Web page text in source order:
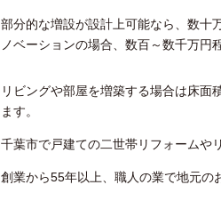
部分的な増設が設計上可能なら、数十
ノベーションの場合、数百～数千万円
リビングや部屋を増築する場合は床
ます。
千葉市で戸建ての二世帯リフォームや
創業から55年以上、職人の業で地元の